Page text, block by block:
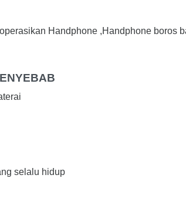
Handphone ,Handphone boros
selalu hidup